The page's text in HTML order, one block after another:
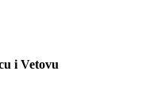
i Vetovu